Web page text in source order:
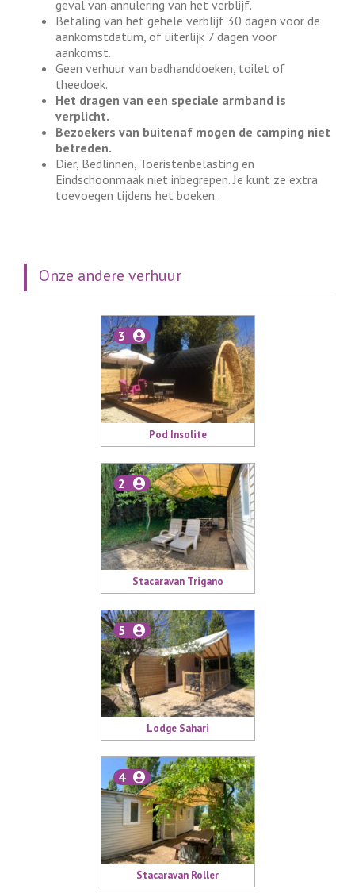
geval van annulering van het verblijf.
Betaling van het gehele verblijf 30 dagen voor de
aankomstdatum, of uiterlijk 7 dagen voor
aankomst.
Geen verhuur van badhanddoeken, toilet of
theedoek.
Het dragen van een speciale armband is
verplicht.
Bezoekers van buitenaf mogen de camping niet
betreden.
Dier, Bedlinnen, Toeristenbelasting en
Eindschoonmaak niet inbegrepen. Je kunt ze extra
toevoegen tijdens het boeken.
Onze andere verhuur
Pod Insolite
3
Stacaravan Trigano
2
Lodge Sahari
5
Stacaravan Roller
4